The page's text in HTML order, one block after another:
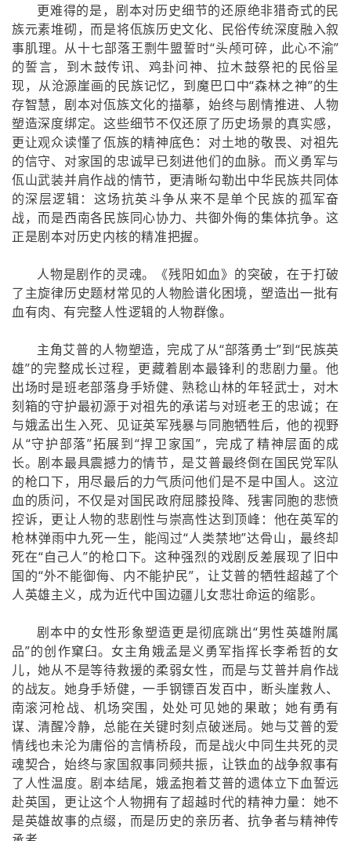
更难得的是，剧本对历史细节的还原绝非猎奇式的民
族元素堆砌，而是将佤族历史文化、民俗传统深度融入叙
事肌理。从十七部落王剽牛盟誓时“头颅可碎，此心不渝”
的誓言，到木鼓传讯、鸡卦问神、拉木鼓祭祀的民俗呈
现，从沧源崖画的民族记忆，到魔巴口中“森林之神”的生
存智慧，剧本对佤族文化的描摹，始终与剧情推进、人物
塑造深度绑定。这些细节不仅还原了历史场景的真实感，
更让观众读懂了佤族的精神底色：对土地的敬畏、对祖先
的信守、对家国的忠诚早已刻进他们的血脉。而义勇军与
佤山武装并肩作战的情节，更清晰勾勒出中华民族共同体
的深层逻辑：这场抗英斗争从来不是单个民族的孤军奋
战，而是西南各民族同心协力、共御外侮的集体抗争。这
正是剧本对历史内核的精准把握。
人物是剧作的灵魂。《残阳如血》的突破，在于打破
了主旋律历史题材常见的人物脸谱化困境，塑造出一批有
血有肉、有完整人性逻辑的人物群像。
主角艾普的人物塑造，完成了从“部落勇士”到“民族英
雄”的完整成长过程，更藏着剧本最锋利的悲剧力量。他
出场时是班老部落身手矫健、熟稔山林的年轻武士，对木
刻箱的守护最初源于对祖先的承诺与对班老王的忠诚；在
与娥孟出生入死、见证英军残暴与同胞牺牲后，他的视野
从“守护部落”拓展到“捍卫家国”，完成了精神层面的成
长。剧本最具震撼力的情节，是艾普最终倒在国民党军队
的枪口下，用尽最后的力气质问他们是不是中国人。这泣
血的质问，不仅是对国民政府屈膝投降、残害同胞的悲愤
控诉，更让人物的悲剧性与崇高性达到顶峰：他在英军的
枪林弹雨中九死一生，能闯过“人类禁地”达骨山，最终却
死在“自己人”的枪口下。这种强烈的戏剧反差展现了旧中
国的“外不能御侮、内不能护民”，让艾普的牺牲超越了个
人英雄主义，成为近代中国边疆儿女悲壮命运的缩影。
剧本中的女性形象塑造更是彻底跳出“男性英雄附属
品”的创作窠臼。女主角娥孟是义勇军指挥长李希哲的女
儿，她从不是等待救援的柔弱女性，而是与艾普并肩作战
的战友。她身手矫健，一手钢镖百发百中，断头崖救人、
南滚河枪战、机场突围，处处可见她的果敢；她有勇有
谋、清醒冷静，总能在关键时刻点破迷局。她与艾普的爱
情线也未沦为庸俗的言情桥段，而是战火中同生共死的灵
魂契合，始终与家国叙事同频共振，让铁血的战争叙事有
了人性温度。剧本结尾，娥孟抱着艾普的遗体立下血誓远
赴英国，更让这个人物拥有了超越时代的精神力量：她不
是英雄故事的点缀，而是历史的亲历者、抗争者与精神传